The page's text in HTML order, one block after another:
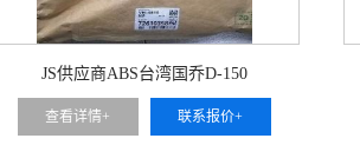
JS供应商ABS台湾国乔D-150
查看详情+ 联系报价+